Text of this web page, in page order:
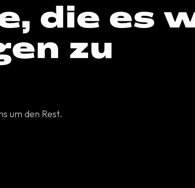
die es
zu
um den Rest.